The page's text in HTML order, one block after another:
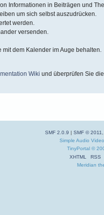
Informationen in Beiträgen und
um sich selbst auszudrücken.
werden.
versenden.
dem Kalender im Auge behalten.
Wiki und überprüfen Sie
SMF 2.0.9 |SMF © 2011
Simple Audio
TinyPortal ©
XHTML
RSS
Meridian